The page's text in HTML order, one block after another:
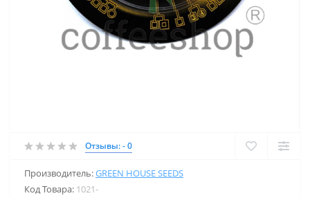
Отзывы: - 0
Производитель:GREEN HOUSE SEEDS
Код Товара: 1021-